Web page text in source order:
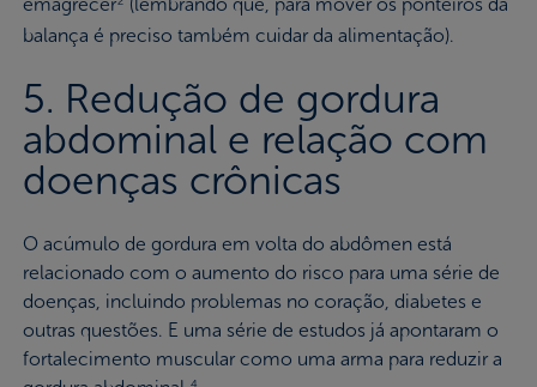
balança é preciso também cuidar da alimentação).
5. Redução de gordura
abdominal e relação com
doenças crônicas
O acúmulo de gordura em volta do abdômen está
relacionado com o aumento do risco para uma série de
doenças, incluindo problemas no coração, diabetes e
outras questões. E uma série de estudos já apontaram o
fortalecimento muscular como uma arma para reduzir a
4